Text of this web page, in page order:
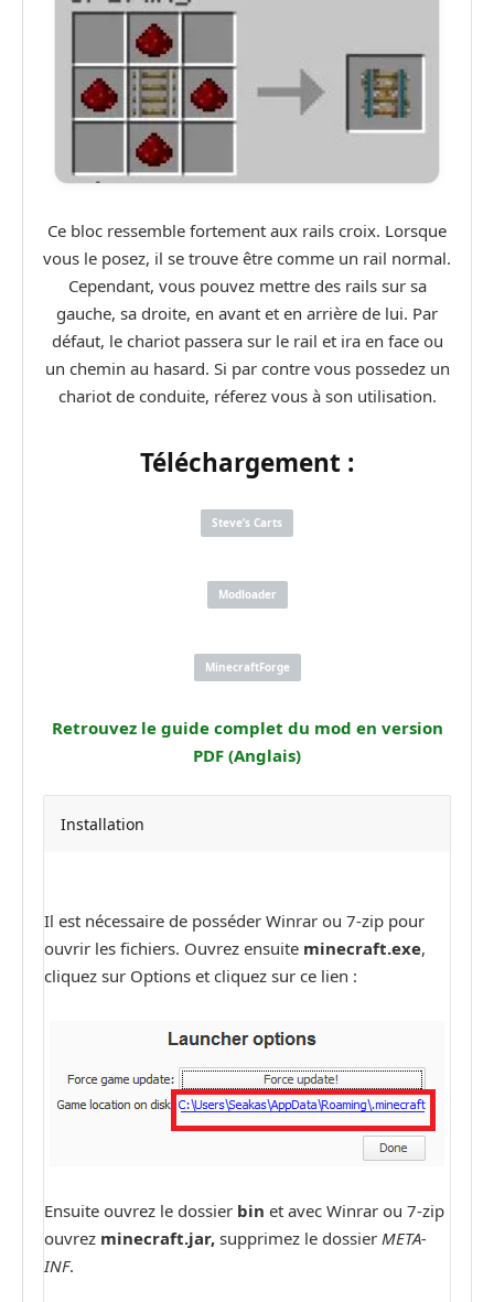
Ce bloc ressemble fortement aux rails croix. Lorsque
vous le posez, il se trouve être comme un rail normal.
Cependant, vous pouvez mettre des rails sur sa
gauche, sa droite, en avant et en arrière de lui. Par
défaut, le chariot passera sur le rail et ira en face ou
un chemin au hasard. Si par contre vous possedez un
chariot de conduite, réferez vous à son utilisation.
Téléchargement :
Steve’s Carts
Modloader
MinecraftForge
Retrouvez le guide complet du mod en version
PDF (Anglais)
Installation
Il est nécessaire de posséder Winrar ou 7-zip pour
ouvrir les fichiers. Ouvrez ensuite minecraft.exe,
cliquez sur Options et cliquez sur ce lien :
Ensuite ouvrez le dossier bin et avec Winrar ou 7-zip
ouvrez minecraft.jar, supprimez le dossier META-
INF.